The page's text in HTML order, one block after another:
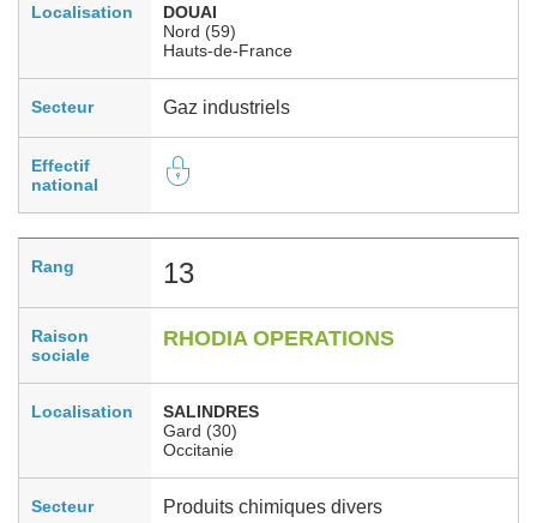
Localisation
DOUAI
Nord (59)
Hauts-de-France
Secteur Gaz industriels
Effectif
national
Rang 13
Raison
sociale
RHODIA OPERATIONS
Localisation
SALINDRES
Gard (30)
Occitanie
Secteur Produits chimiques divers